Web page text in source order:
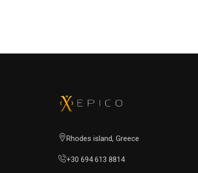
Rhodes island, Greece
+30 694 613 8814